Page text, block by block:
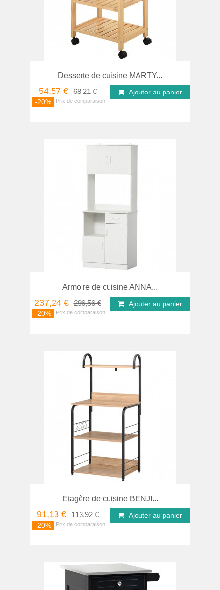
Desserte de cuisine MARTY...
54,57 € 68,21 €
-20%
Ajouter au panier
Armoire de cuisine ANNA...
237,24 € 296,56 €
-20%
Ajouter au panier
Etagère de cuisine BENJI...
91,13 € 113,92 €
-20%
Ajouter au panier